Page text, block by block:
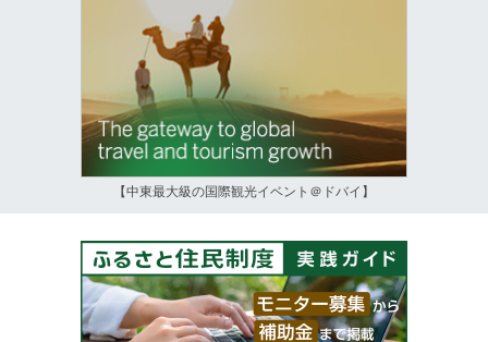
【中東最大級の国際観光イベント＠ドバイ】